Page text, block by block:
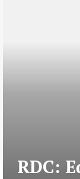
RDC: